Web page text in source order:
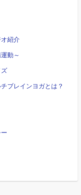
紹介
動～
ブレインヨガとは？